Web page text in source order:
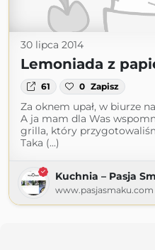
30 lipca 2014
Lemoniada z
61 0 Zapisz
Za oknem upał, w biurze
A ja mam dla Was
grilla, który
Taka (...)
Kuchnia – Pasja
www.pasjasmaku.com